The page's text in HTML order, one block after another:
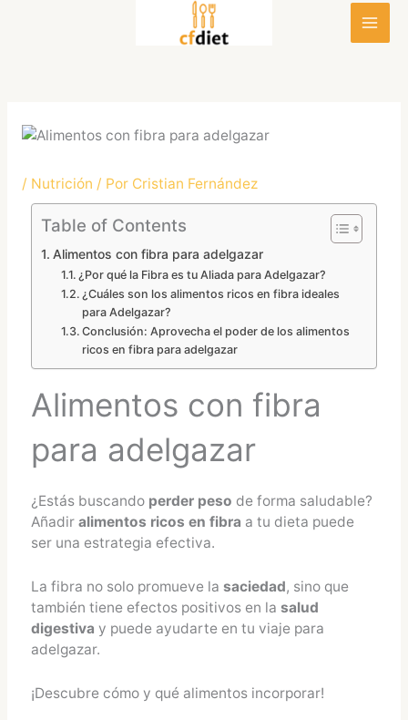
/ Nutrición / Por Cristian Fernández
Table of Contents
Alimentos con fibra para adelgazar
¿Por qué la Fibra es tu Aliada para Adelgazar?
¿Cuáles son los alimentos ricos en fibra ideales
para Adelgazar?
Conclusión: Aprovecha el poder de los alimentos
ricos en fibra para adelgazar
Alimentos con fibra
para adelgazar
¿Estás buscando perder peso de forma saludable?
Añadir alimentos ricos en fibra a tu dieta puede
ser una estrategia efectiva.
La fibra no solo promueve la saciedad, sino que
también tiene efectos positivos en la salud
digestiva y puede ayudarte en tu viaje para
adelgazar.
¡Descubre cómo y qué alimentos incorporar!